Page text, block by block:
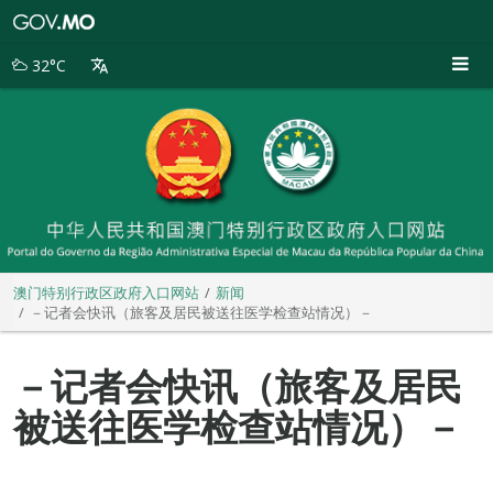
别
32°C
澳门特别行政区政府入口网站
新闻
－记者会快讯（旅客及居民被送往医学检查站情况）－
－记者会快讯（旅客及居民
被送往医学检查站情况）－